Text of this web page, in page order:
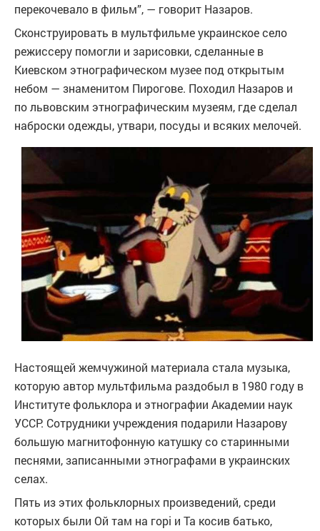
перекочевало в фильм”, — говорит Назаров.
Сконструировать в мультфильме украинское село
режиссеру помогли и зарисовки, сделанные в
Киевском этнографическом музее под открытым
небом — знаменитом Пирогове. Походил Назаров и
по львовским этнографическим музеям, где сделал
наброски одежды, утвари, посуды и всяких мелочей.
Настоящей жемчужиной материала стала музыка,
которую автор мультфильма раздобыл в 1980 году в
Институте фольклора и этнографии Академии наук
УССР. Сотрудники учреждения подарили Назарову
большую магнитофонную катушку со старинными
песнями, записанными этнографами в украинских
селах.
Пять из этих фольклорных произведений, среди
которых были Ой там на горі и Та косив батько,